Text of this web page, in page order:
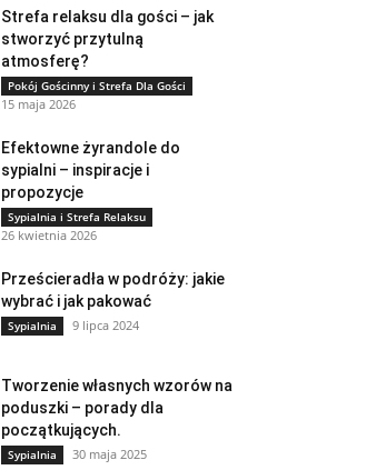
Strefa relaksu dla gości – jak
stworzyć przytulną
atmosferę?
Pokój Gościnny i Strefa Dla Gości
15 maja 2026
Efektowne żyrandole do
sypialni – inspiracje i
propozycje
Sypialnia i Strefa Relaksu
26 kwietnia 2026
Prześcieradła w podróży: jakie
wybrać i jak pakować
Sypialnia 9 lipca 2024
Tworzenie własnych wzorów na
poduszki – porady dla
początkujących.
Sypialnia 30 maja 2025